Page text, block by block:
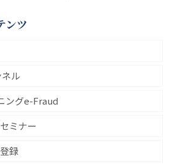
ンツ
ル
ングe-Fraud
ミナー
録